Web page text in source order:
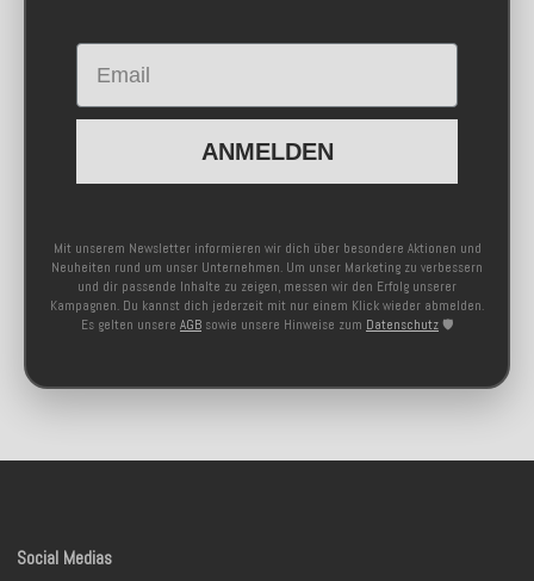
Email
ANMELDEN
Mit unserem Newsletter informieren wir dich über besondere Aktionen und
Neuheiten rund um unser Unternehmen. Um unser Marketing zu verbessern
und dir passende Inhalte zu zeigen, messen wir den Erfolg unserer
Kampagnen. Du kannst dich jederzeit mit nur einem Klick wieder abmelden.
Es gelten unsere AGB sowie unsere Hinweise zum Datenschutz 🛡️
Social Medias